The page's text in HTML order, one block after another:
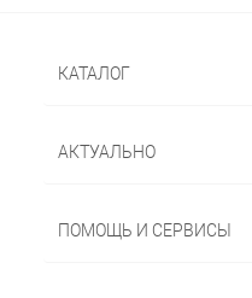
КАТАЛОГ
АКТУАЛЬНО
ПОМОЩЬ И СЕРВИСЫ